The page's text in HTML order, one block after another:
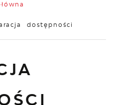
dostępności